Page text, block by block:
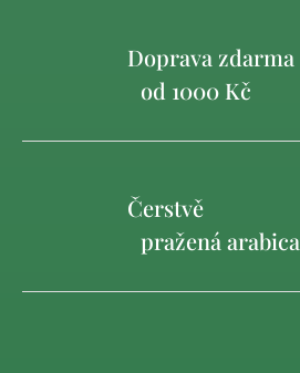
Doprava zdarma
od 1000 Kč
Čerstvě
pražená arabica